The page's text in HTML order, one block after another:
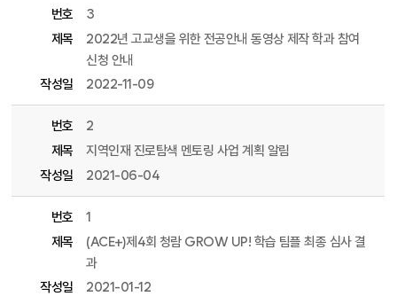
번호
3
제목
2022년 고교생을 위한 전공안내 동영상 제작 학과 참여
신청 안내
작성일
2022-11-09
번호
2
제목
지역인재 진로탐색 멘토링 사업 계획 알림
작성일
2021-06-04
번호
1
제목
(ACE+)제4회 청람 GROW UP! 학습 팀플 최종 심사 결
과
작성일
2021-01-12